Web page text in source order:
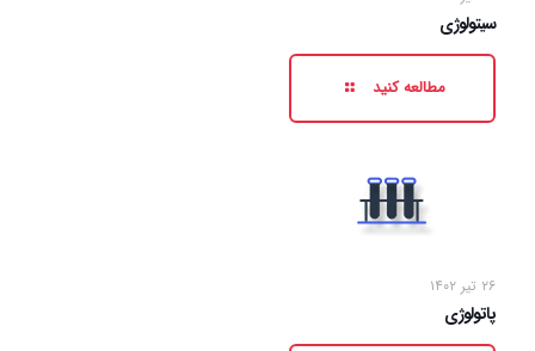
سیتولوژی
مطالعه کنید
۲۶ تیر ۱۴۰۲
پاتولوژی